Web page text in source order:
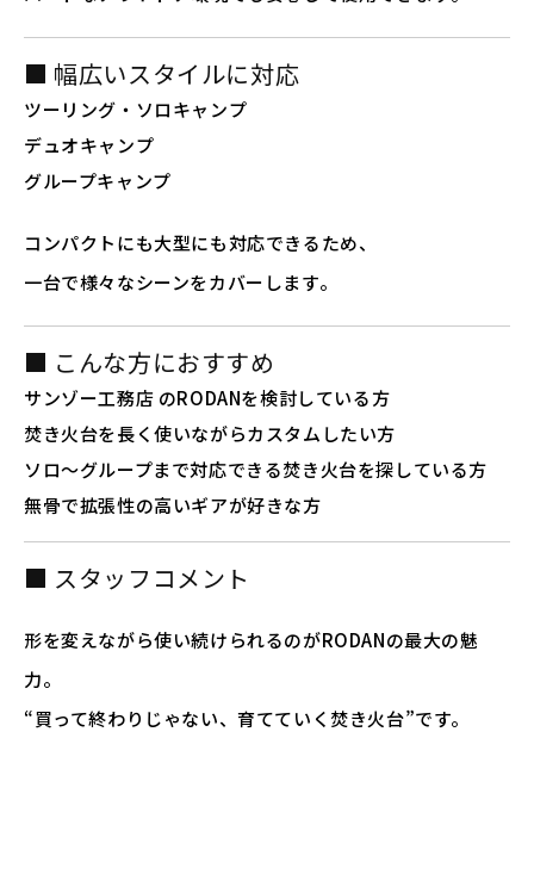
■ 幅広いスタイルに対応
ツーリング・ソロキャンプ
デュオキャンプ
グループキャンプ
コンパクトにも大型にも対応できるため、
一台で様々なシーンをカバーします。
■ こんな方におすすめ
サンゾー工務店 のRODANを検討している方
焚き火台を長く使いながらカスタムしたい方
ソロ〜グループまで対応できる焚き火台を探している方
無骨で拡張性の高いギアが好きな方
■ スタッフコメント
形を変えながら使い続けられるのがRODANの最大の魅
力。
“買って終わりじゃない、育てていく焚き火台”です。